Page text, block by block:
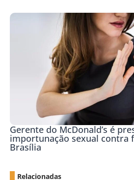
Gerente do McDonald’s é
importunação sexual contra
Brasília
Relacionadas